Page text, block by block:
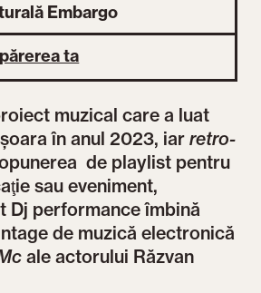
muzical care a luat
în anul 2023, iarretro-
de playlist pentru
sau eveniment,
Dj performance îmbină
de muzică electronică
ale actorului Răzvan
Embargo
ta